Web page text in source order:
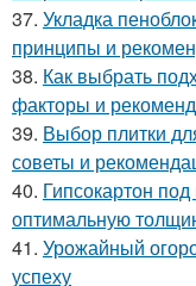
37. Укладка
принципы и
38. Как выбрать
факторы и
39. Выбор плитки
советы и
40. Гипсокартон
оптимальную
41. Урожайный
успеху